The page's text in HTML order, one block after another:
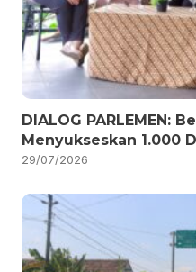
DIALOG PARLEMEN:
Menyukseskan 1.000
29/07/2026